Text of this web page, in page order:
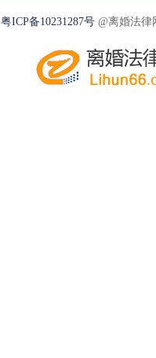
粤ICP备10231287号@离婚法律